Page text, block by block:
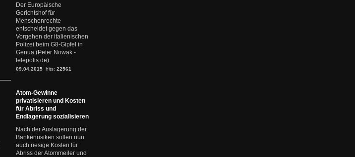
Der Europäische
Gerichtshof für
Menschenrechte
entscheidet gegen das
Vorgehen der italienischen
Polizei beim G8-Gipfel in
Genua (Peter Nowak -
telepolis.de)
09.04.2015 hits: 22561
Atom-Gewinne
privatisieren und Kosten
für Abriss und
Endlagerung sozialisieren
Nach der Auslagerung der
Bankenrisiken sollen nun
auch riesige Kosten für
Abriss der Atommeiler und